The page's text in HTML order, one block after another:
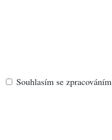
Souhlasím se zpracováním